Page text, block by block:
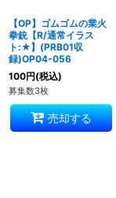
【OP】ゴムゴムの業火
拳銃【R/通常イラス
ト:★】(PRB01収
録)OP04-056
100円(税込)
募集数3枚
売却する